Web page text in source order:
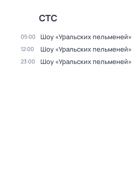
СТС
05:00 Шоу «Уральских пельменей»
12:00 Шоу «Уральских пельменей»
23:00 Шоу «Уральских пельменей»